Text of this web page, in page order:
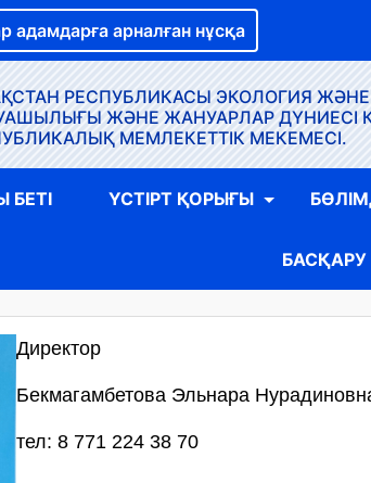
адамдарға арналған нұсқа
РЕСПУБЛИКАСЫ ЭКОЛОГИЯ ЖӘНЕ
ЖӘНЕ ЖАНУАРЛАР ДҮНИЕСІ
МЕМЛЕКЕТТІК МЕКЕМЕСІ.
БЕТІ ҮСТІРТ ҚОРЫҒЫ
Директор
Бекмагамбетова Эльнара
тел: 8 771 224 38 70